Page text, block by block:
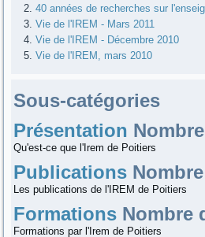
40 années de recherches sur
Vie de l'IREM - Mars 2011
Vie de l'IREM - Décembre 2010
Vie de l'IREM, mars 2010
Sous-catégories
Présentation
Qu'est-ce que l'Irem de Poitiers
Publications
Les publications de l'IREM de Poitiers
Formations Nombre
Formations par l'Irem de Poitiers